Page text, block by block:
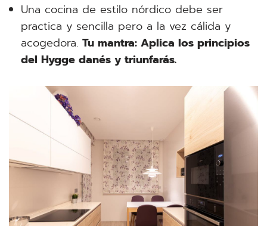
Una cocina de estilo nórdico debe ser
practica y sencilla pero a la vez cálida y
acogedora. Tu mantra: Aplica los principios
del Hygge danés y triunfarás.